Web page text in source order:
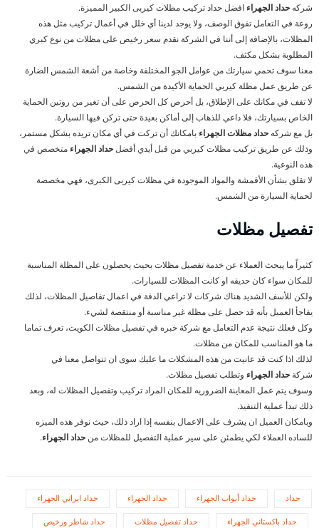
شركه حداد الجهراء افضل حداد تركيب مظلات كيربى الكبير المميزة.
روعة في التعامل تفوق الوصف، ولا يوجد لدينا أي خلل في أعمال تركيب مثل هذه
المظلات، بالإضافة إلى أننا في الشركة نقدم سعر رخيص على مظلات من نوع كبري
المطلوبة بشكل مكثف.
معنا سوف تحمي سيارتك من عوامل الجو المختلفة وخاصة من أشعة الشمس الضارة
عن طريق عمل مظلة كيربي الحماية الأكيدة من الشمس.
لا تقف في مكانك على الإطلاق، بل أحرص كل الحرص على أن تغير من روتين الحماية
الخاص بسيارتك، فلا داعي للذهاب إلى أماكن بعيدة حتى تركن فيها السيارة.
بل مع شركه حداد مظلات الجهراء بامكانك أن تركت في أي مكان تريده بشكل مستمر،
وذلك عن طريق تركيب مظلات كيربي من قبل أيدي أفضلحداد الجهراء متخصص في
هذه النوعية.
لا تقلق بشأن الأقمشة والمواد الموجودة في مظلات كيربى الكبرى، فهي مخصصة
لحماية السيارة من الشمس.
تفصيل مظلات
كثيراً ما يبحث العملاء عن خدمة تفصيل مظلات بحيث يحصلون على المظلة المناسبة
للمكان سواء كان حديقه او كانت المظلات للسيارات.
ولكن للأسف الشديد هناك شركات لا تراعي الدقة في اعمال تفاصيل المظلات، لذلك
يفاجأ العميل بأنه قد حصل على مظلة غير مناسبة أو منتقصة لشيء.
وكل فعلك نتيجة عدم التعامل مع شركة خبره في تفصيل مظلات الكويت، تعرف تماما
ما هو المناسب للمكان من مظلات.
لذلك اذا كنت قد عانيت من هذه المشكلات ما عليك سوى ان تتواصل معنا في
شركة حداد الجهراء وتطلب تفصيل مظلات.
وسوف يتم عمل المعاينة الضروريه للمكان المراد تركيب وتفصيل المظلات له، وبعد
ذلك تبدأ عملية التنفيذ.
وبامكان العميل ان يشرف على الاعمال بنفسه إذا اراد ذلك، حيث نوفر هذه الميزه
للساده العملاء لكي يطمئن على سير عملية التفصيل للمظلات من حداد الجهراء.
حداد حداد أبواب الجهراء حداد الجهراء حداد ايراني الجهراء
حداد باكستاني الجهراء حداد تفصيل مظلات حداد شاطر ورخيص